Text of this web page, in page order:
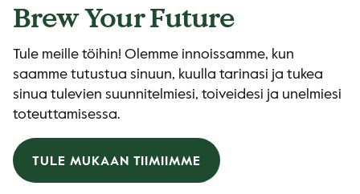
Brew Your Future
Tule meille töihin! Olemme innoissamme, kun
saamme tutustua sinuun, kuulla tarinasi ja tukea
sinua tulevien suunnitelmiesi, toiveidesi ja unelmiesi
toteuttamisessa.
TULE MUKAAN TIIMIIMME